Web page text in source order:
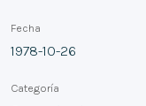
Fecha
1978-10-26
Categoría